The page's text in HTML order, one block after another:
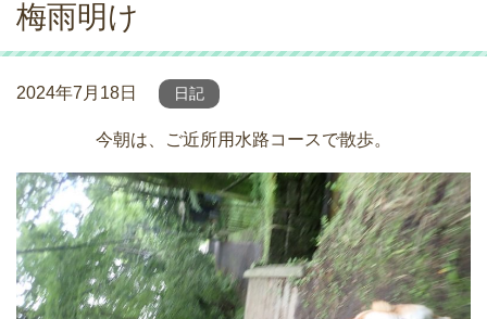
梅雨明け
2024年7月18日 日記
今朝は、ご近所用水路コースで散歩。